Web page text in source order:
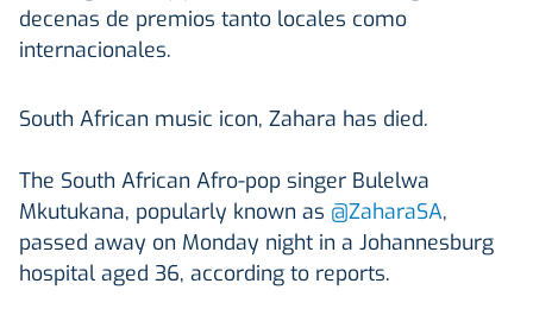
decenas de premios tanto locales como
internacionales.
South African music icon, Zahara has died.
The South African Afro-pop singer Bulelwa
Mkutukana, popularly known as @ZaharaSA,
passed away on Monday night in a Johannesburg
hospital aged 36, according to reports.